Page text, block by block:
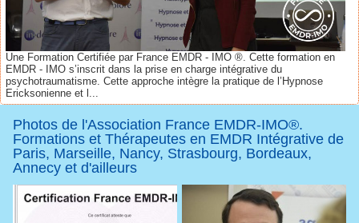
Une Formation Certifiée par France EMDR - IMO ®. Cette formation en
EMDR - IMO s’inscrit dans la prise en charge intégrative du
psychotraumatisme. Cette approche intègre la pratique de l’Hypnose
Ericksonienne et l...
Photos de l'Association France EMDR-IMO®.
Formations et Thérapeutes en EMDR Intégrative de
Paris, Marseille, Nancy, Strasbourg, Bordeaux,
Annecy et d'ailleurs